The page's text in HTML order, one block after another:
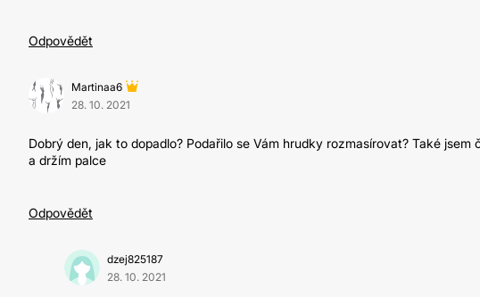
Odpovědět
Martinaa6
28. 10. 2021
Dobrý den, jak to dopadlo? Podařilo se Vám hrudky rozmasírovat? Také
a držím palce
Odpovědět
dzej825187
28. 10. 2021